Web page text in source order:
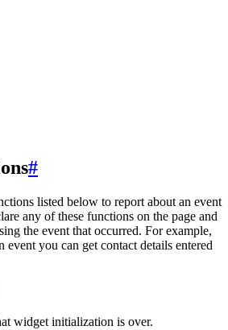
#
listed below to report about an event
any of these functions on the page and
the event that occurred. For example,
you can get contact details entered
widget initialization is over.